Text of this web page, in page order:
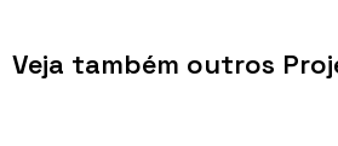
Veja também outros